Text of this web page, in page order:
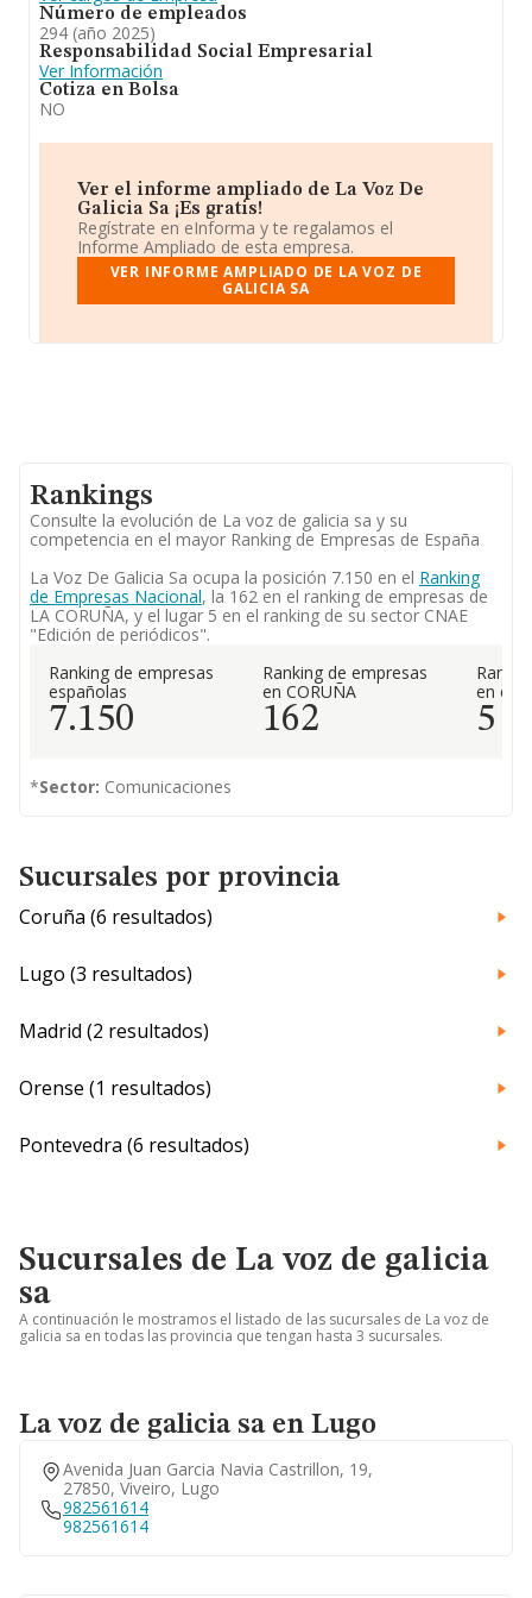
Número de empleados
294 (año 2025)
Responsabilidad Social Empresarial
Ver Información
Cotiza en Bolsa
NO
Ver el informe ampliado de La Voz De
Galicia Sa ¡Es gratis!
Regístrate en eInforma y te regalamos el
Informe Ampliado de esta empresa.
VER INFORME AMPLIADO DE LA VOZ DE
GALICIA SA
Rankings
Consulte la evolución de La voz de galicia sa y su
competencia en el mayor Ranking de Empresas de España
La Voz De Galicia Sa ocupa la posición 7.150 en el Ranking
de Empresas Nacional, la 162 en el ranking de empresas de
LA CORUÑA, y el lugar 5 en el ranking de su sector CNAE
"Edición de periódicos".
Ranking de empresas
españolas
7.150
Ranking de empresas
en CORUÑA
162
en el
5
*Sector: Comunicaciones
Sucursales por provincia
Coruña (6 resultados)
Lugo (3 resultados)
Madrid (2 resultados)
Orense (1 resultados)
Pontevedra (6 resultados)
Sucursales de La voz de galicia
sa
A continuación le mostramos el listado de las sucursales de La voz de
galicia sa en todas las provincia que tengan hasta 3 sucursales.
La voz de galicia sa en Lugo
Avenida Juan Garcia Navia Castrillon, 19,
27850, Viveiro, Lugo
982561614
982561614